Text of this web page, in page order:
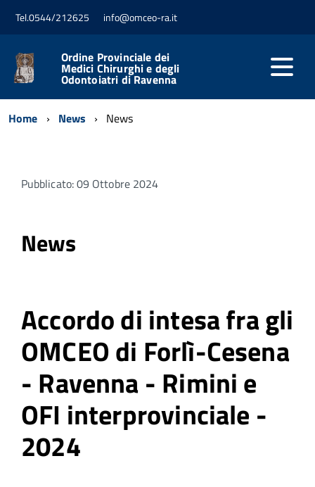
Tel.0544/212625 info@omceo-ra.it
Ordine Provinciale dei
Medici Chirurghi e degli
Odontoiatri di Ravenna
Home News News
Pubblicato: 09 Ottobre 2024
News
Accordo di intesa fra gli
OMCEO di Forlì-Cesena
- Ravenna - Rimini e
OFI interprovinciale -
2024